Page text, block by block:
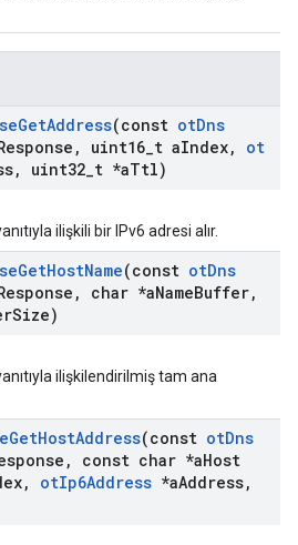
GetAddress(const otDns
, uint16 t aIndex,
ot
, uint32 t *aTtl)
ilişkili bir IPv6 adresi alır.
GetHostName(const otDns
, char *aNameBuffer,
Size)
ilişkilendirilmiş tam ana
GetHostAddress(const otDns
, const char *aHost
, otIp6Address *aAddress,